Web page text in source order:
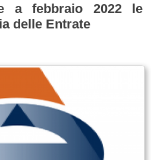
a febbraio 2022 le
delle Entrate